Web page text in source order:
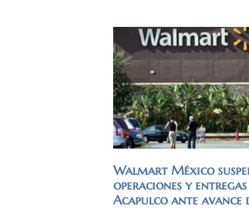
Walmart México
operaciones y
Acapulco ante avance